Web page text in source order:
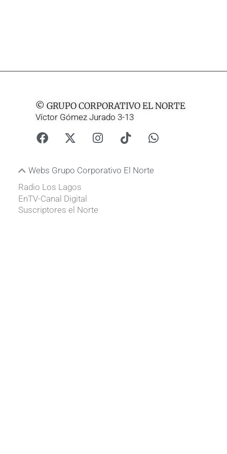
© GRUPO CORPORATIVO EL NORTE
Víctor Gómez Jurado 3-13
Webs Grupo Corporativo El Norte
Radio Los Lagos
EnTV-Canal Digital
Suscriptores el Norte